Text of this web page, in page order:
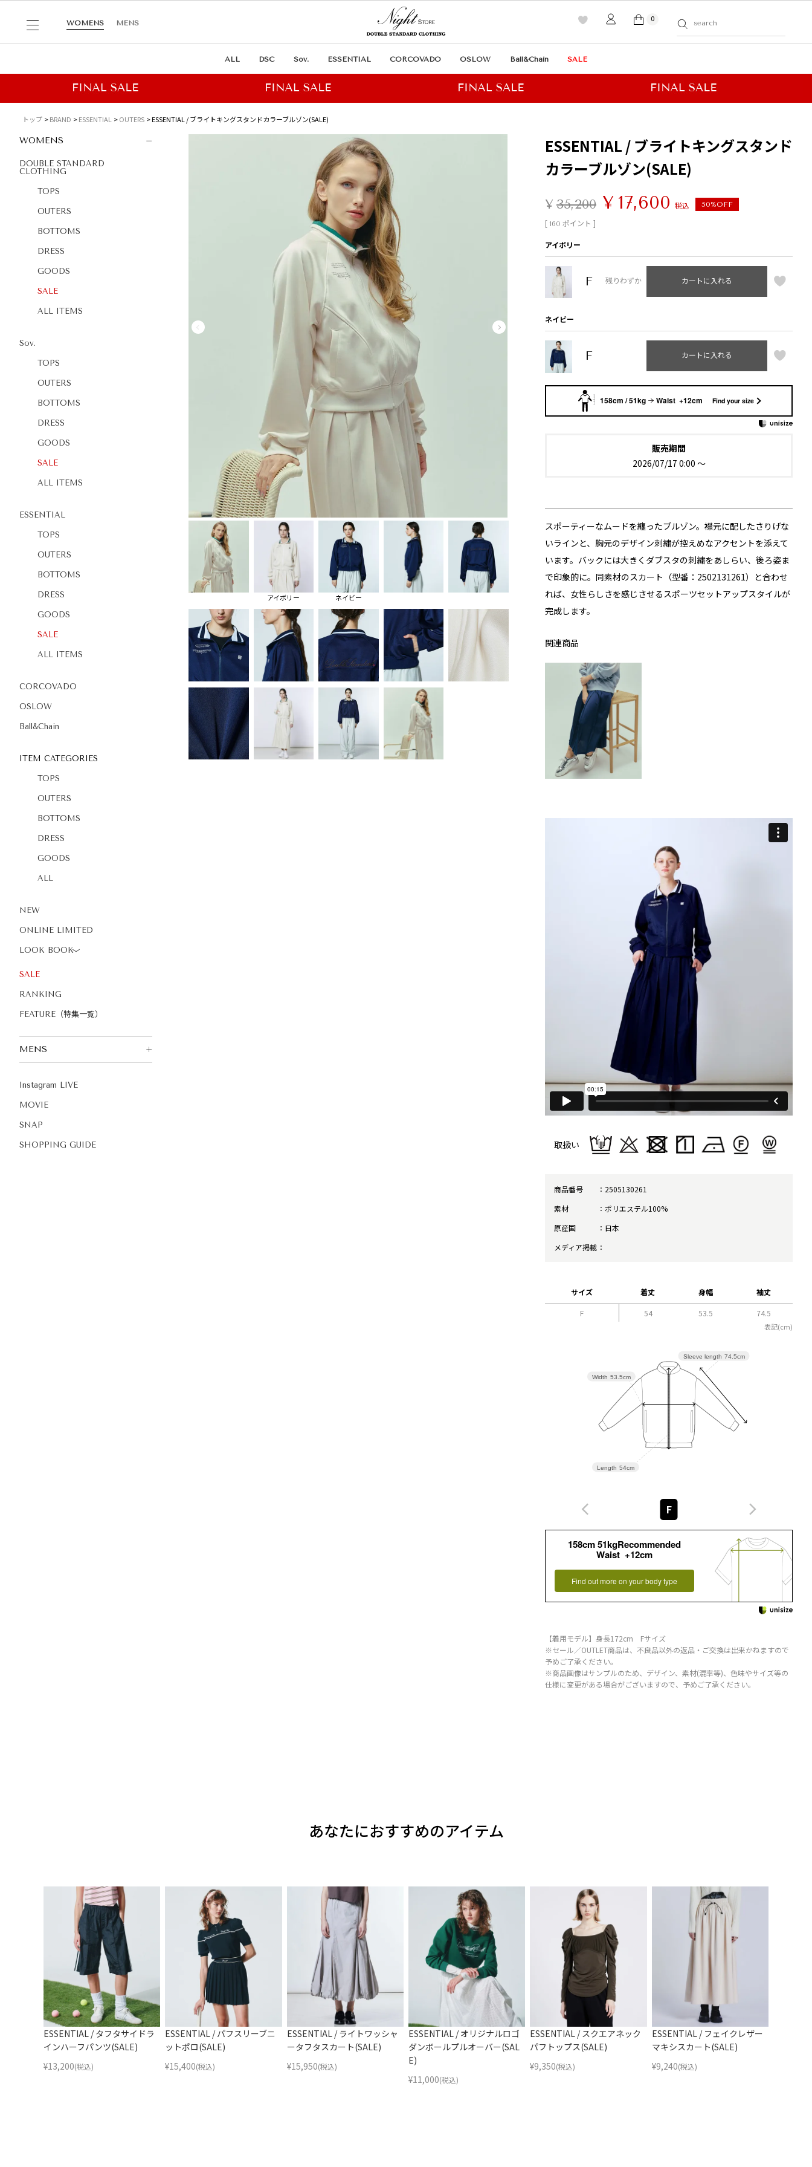
WOMENS MENS
0
ALL DSC Sov. ESSENTIAL CORCOVADO OSLOW Ball&Chain SALE
トップ BRAND ESSENTIAL OUTERS ESSENTIAL / ブライトキングスタンドカラーブルゾン(SALE)
WOMENS
DOUBLE STANDARD
CLOTHING
TOPS
OUTERS
BOTTOMS
DRESS
GOODS
SALE
ALL ITEMS
Sov.
TOPS
OUTERS
BOTTOMS
DRESS
GOODS
SALE
ALL ITEMS
ESSENTIAL
TOPS
OUTERS
BOTTOMS
DRESS
GOODS
SALE
ALL ITEMS
CORCOVADO
OSLOW
Ball&Chain
ITEM CATEGORIES
TOPS
OUTERS
BOTTOMS
DRESS
GOODS
ALL
NEW
ONLINE LIMITED
LOOK BOOK〉
SALE
RANKING
FEATURE（特集一覧）
MENS
Instagram LIVE
MOVIE
SNAP
SHOPPING GUIDE
アイボリー ネイビー
ESSENTIAL / ブライトキングスタンド
カラーブルゾン(SALE)
¥ 35,200 ¥ 17,600 税込 50%OFF
[ 160 ポイント ]
アイボリー
F 残りわずか カートに入れる
ネイビー
F カートに入れる
158cm / 51kg Waist +12cm Find your size
販売期間
2026/07/17 0:00 〜
スポーティーなムードを纏ったブルゾン。襟元に配したさりげな
いラインと、胸元のデザイン刺繍が控えめなアクセントを添えて
います。バックには大きくダブスタの刺繍をあしらい、後ろ姿ま
で印象的に。同素材のスカート（型番：2502131261）と合わせ
れば、女性らしさを感じさせるスポーツセットアップスタイルが
完成します。
関連商品
取扱い
商品番号
2505130261
素材
ポリエステル100%
原産国
日本
メディア掲載
サイズ 着丈 身幅 袖丈
F 54 53.5 74.5
表記(cm)
Sleeve length 74.5cm
Length 54cm
Width 53.5cm
F
158cm 51kgRecommended
Waist +12cm
Find out more on your body type
【着用モデル】身長172cm Fサイズ
※セール／OUTLET商品は、不良品以外の返品・ご交換は出来かねますので
予めご了承ください。
※商品画像はサンプルのため、デザイン、素材(混率等)、色味やサイズ等の
仕様に変更がある場合がございますので、予めご了承ください。
あなたにおすすめのアイテム
ESSENTIAL / タフタサイドラ
インハーフパンツ(SALE)
¥13,200(税込)
ESSENTIAL / パフスリーブニ
ットポロ(SALE)
¥15,400(税込)
ESSENTIAL / ライトワッシャ
ータフタスカート(SALE)
¥15,950(税込)
ESSENTIAL / オリジナルロゴ
ダンボールプルオーバー(SAL
E)
¥11,000(税込)
ESSENTIAL / スクエアネック
パフトップス(SALE)
¥9,350(税込)
ESSENTIAL / フェイクレザー
マキシスカート(SALE)
¥9,240(税込)